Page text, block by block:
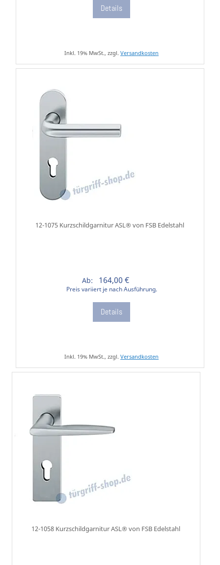
Details
Inkl. 19% MwSt., zzgl. Versandkosten
12-1075 Kurzschildgarnitur ASL® von FSB Edelstahl
Ab: 164,00 €
Preis variiert je nach Ausführung.
Details
Inkl. 19% MwSt., zzgl. Versandkosten
12-1058 Kurzschildgarnitur ASL® von FSB Edelstahl